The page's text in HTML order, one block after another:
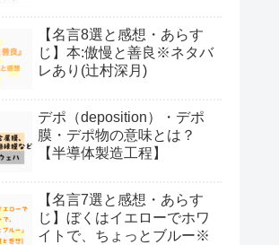
【名言8選と感想・あらす
じ】本:傲慢と善良※ネタバ
レあり(辻村深月)
デポ（deposition）・デポ
膜・デポ物の意味とは？
【半導体製造工程】
【名言7選と感想・あらす
じ】ぼくはイエローでホワ
イトで、ちょっとブルー※